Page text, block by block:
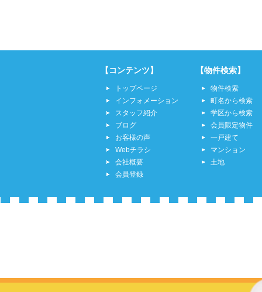
【コンテンツ】
トップページ
インフォメーション
スタッフ紹介
ブログ
お客様の声
Webチラシ
会社概要
会員登録
【物件検索】
物件検索
町名から検索
学区から検索
会員限定物件
一戸建て
マンション
土地